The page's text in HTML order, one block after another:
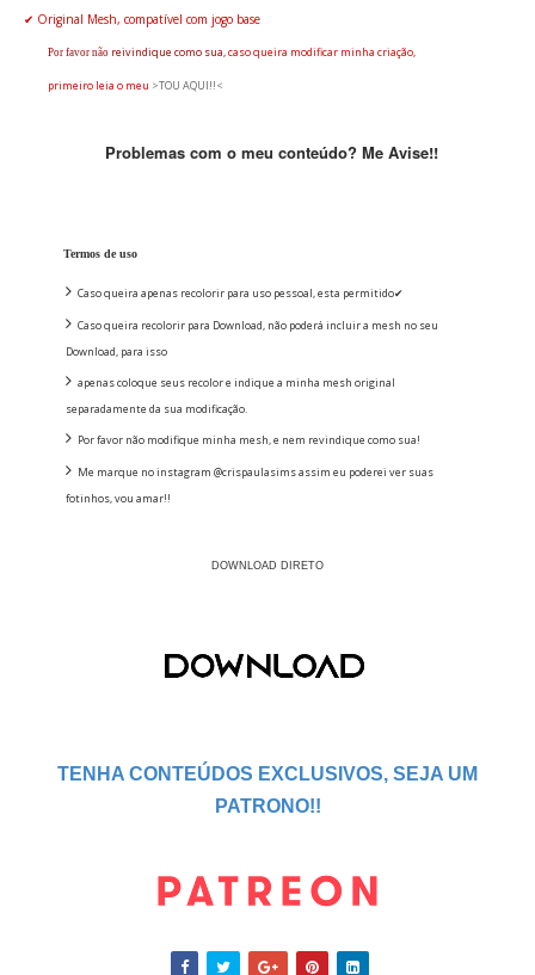
✔ Original Mesh, compatível com jogo base
Por favor não reivindiquecomo sua,caso queira modificar minha criação,
primeiro leia o meu >TOU AQUI!!<
Problemas com o meu conteúdo? Me Avise!!
Termos de uso
Caso queira apenas recolorir para uso pessoal, esta permitido✔
Caso queira recolorir para Download, não poderá incluir a mesh no seu
Download, para isso
apenas coloque seus recolor e indique a minha mesh original
separadamente da sua modificação.
Por favor não modifique minha mesh, e nem revindique como sua!
Me marque no instagram @crispaulasims assim eu poderei ver suas
fotinhos, vou amar!!
DOWNLOAD DIRETO
TENHA CONTEÚDOS EXCLUSIVOS, SEJA UM
PATRONO!!